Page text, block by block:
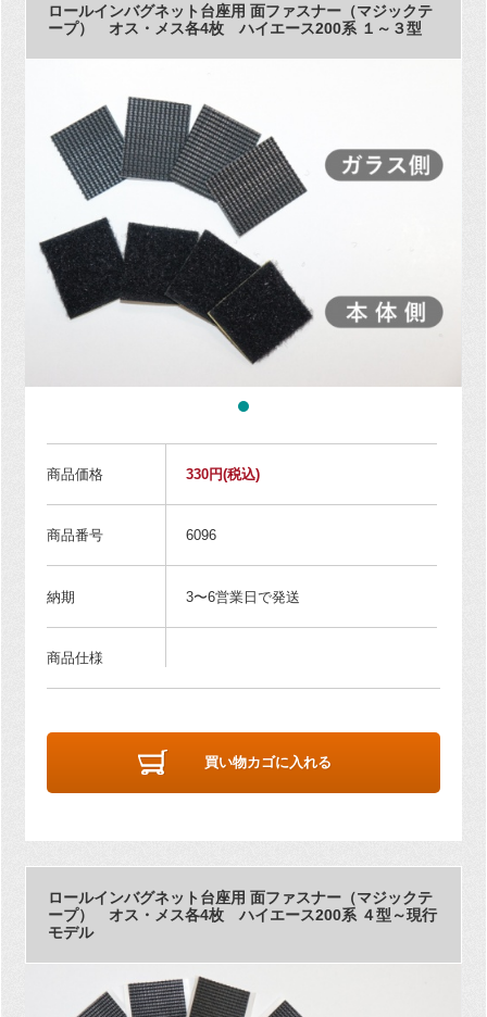
ロールインバグネット台座用 面ファスナー（マジックテ
ープ） オス・メス各4枚 ハイエース200系 １～３型
商品価格 330円(税込)
商品番号 6096
納期 3〜6営業日で発送
商品仕様
買い物カゴに入れる
ロールインバグネット台座用 面ファスナー（マジックテ
ープ） オス・メス各4枚 ハイエース200系 ４型～現行
モデル